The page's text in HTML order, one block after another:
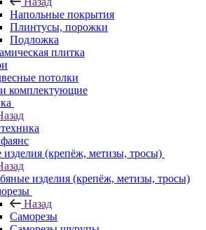
Напольные покрытия
Плинтусы, порожки
Подложка
плитка
потолки
комплектующие
(крепёж, метизы, тросы)
изделия (крепёж, метизы, тросы)
Назад
Саморезы